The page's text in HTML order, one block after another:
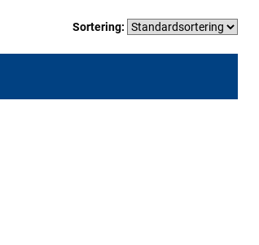
Sortering: